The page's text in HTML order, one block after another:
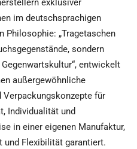
exklusiver
im deutschsprachigen
Philosophie: „Tragetaschen
sondern
entwickelt
außergewöhnliche
Verpackungskonzepte für
Individualität und
in einer eigenen Manufaktur,
und Flexibilität garantiert.